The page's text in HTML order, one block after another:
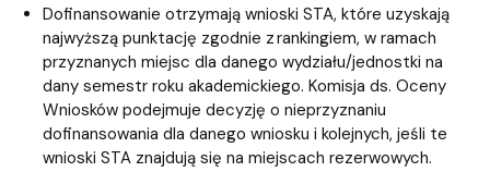
Dofinansowanie otrzymają wnioski STA, które uzyskają
najwyższą punktację zgodnie z rankingiem, w ramach
przyznanych miejsc dla danego wydziału/jednostki na
dany semestr roku akademickiego. Komisja ds. Oceny
Wniosków podejmuje decyzję o nieprzyznaniu
dofinansowania dla danego wniosku i kolejnych, jeśli te
wnioski STA znajdują się na miejscach rezerwowych.